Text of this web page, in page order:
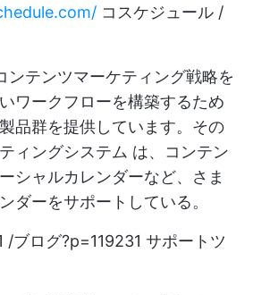
コスケジュール /
ンテンツマーケティング戦略を
ワークフローを構築するため
品群を提供しています。その
ィングシステム は、コンテン
シャルカレンダーなど、さま
ダーをサポートしている。
/ブログ?p=119231 サポートツ